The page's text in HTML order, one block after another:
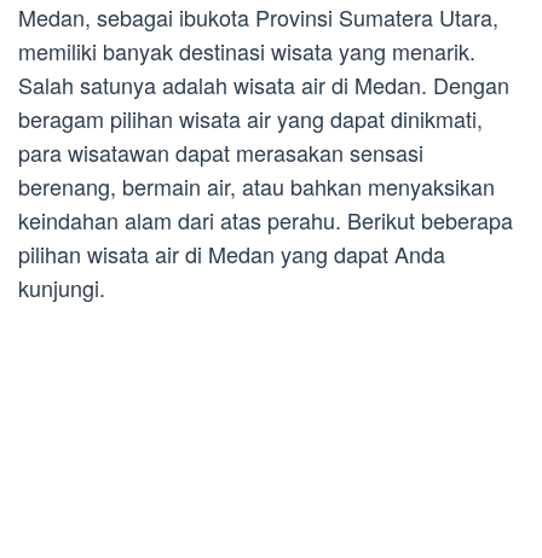
Medan, sebagai ibukota Provinsi Sumatera Utara,
memiliki banyak destinasi wisata yang menarik.
Salah satunya adalah wisata air di Medan. Dengan
beragam pilihan wisata air yang dapat dinikmati,
para wisatawan dapat merasakan sensasi
berenang, bermain air, atau bahkan menyaksikan
keindahan alam dari atas perahu. Berikut beberapa
pilihan wisata air di Medan yang dapat Anda
kunjungi.